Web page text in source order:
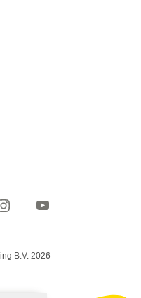
B.V. 2026